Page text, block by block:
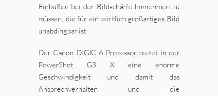
Einbußen bei der Bildschärfe hinnehmen zu
müssen, die für ein wirklich großartiges Bild
unabdingbar ist.
Der Canon DIGIC 6 Prozessor bietet in der
PowerShot G3 X eine enorme
Geschwindigkeit und damit das
Ansprechverhalten und die